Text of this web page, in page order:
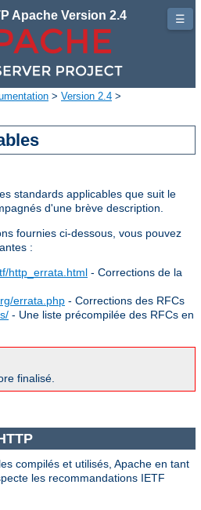
Apache Version 2.4
> Version 2.4 >
standards applicables que suit le
d'une brève description.
fournies ci-dessous, vous pouvez
:
http_errata.html - Corrections de la
errata.php - Corrections des RFCs
- Une liste précompilée des RFCs en
finalisé.
compilés et utilisés, Apache en tant
les recommandations IETF
☰